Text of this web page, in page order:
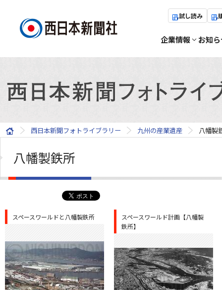
試し読み
企業情報 お知
西日本新聞フォトライブラリー 九州の産業遺産 八幡製
八幡製鉄所
スペースワールドと八幡製鉄所
スペースワールド計画【八幡製
鉄所】